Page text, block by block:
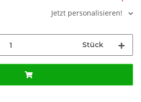
Jetzt personalisieren!
Stück